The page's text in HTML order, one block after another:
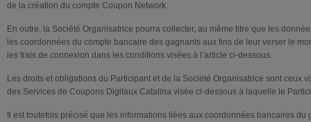
de la création du compte Coupon Network.
En outre, la Société Organisatrice pourra collecter, au même titre que les
les coordonnées du compte bancaire des gagnants aux fins de leur verser le
les frais de connexion dans les conditions visées à l’article ci-dessous.
Les droits et obligations du Participant et de la Société Organisatrice sont ceux
des Services de Coupons Digitaux Catalina visée ci-dessous à laquelle le
Il est toutefois précisé que les informations liées aux coordonnées bancaires